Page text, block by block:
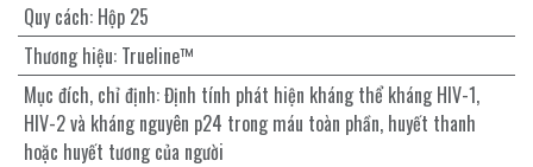
Quy cách: Hộp 25
Thương hiệu: Trueline™
Mục đích, chỉ định:Định tính phát hiện kháng thể kháng HIV-1,
HIV-2 và kháng nguyên p24 trong máu toàn phần, huyết thanh
hoặc huyết tương của người